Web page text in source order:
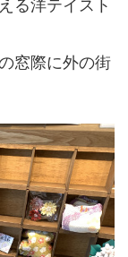
る洋テイスト
窓際に外の街